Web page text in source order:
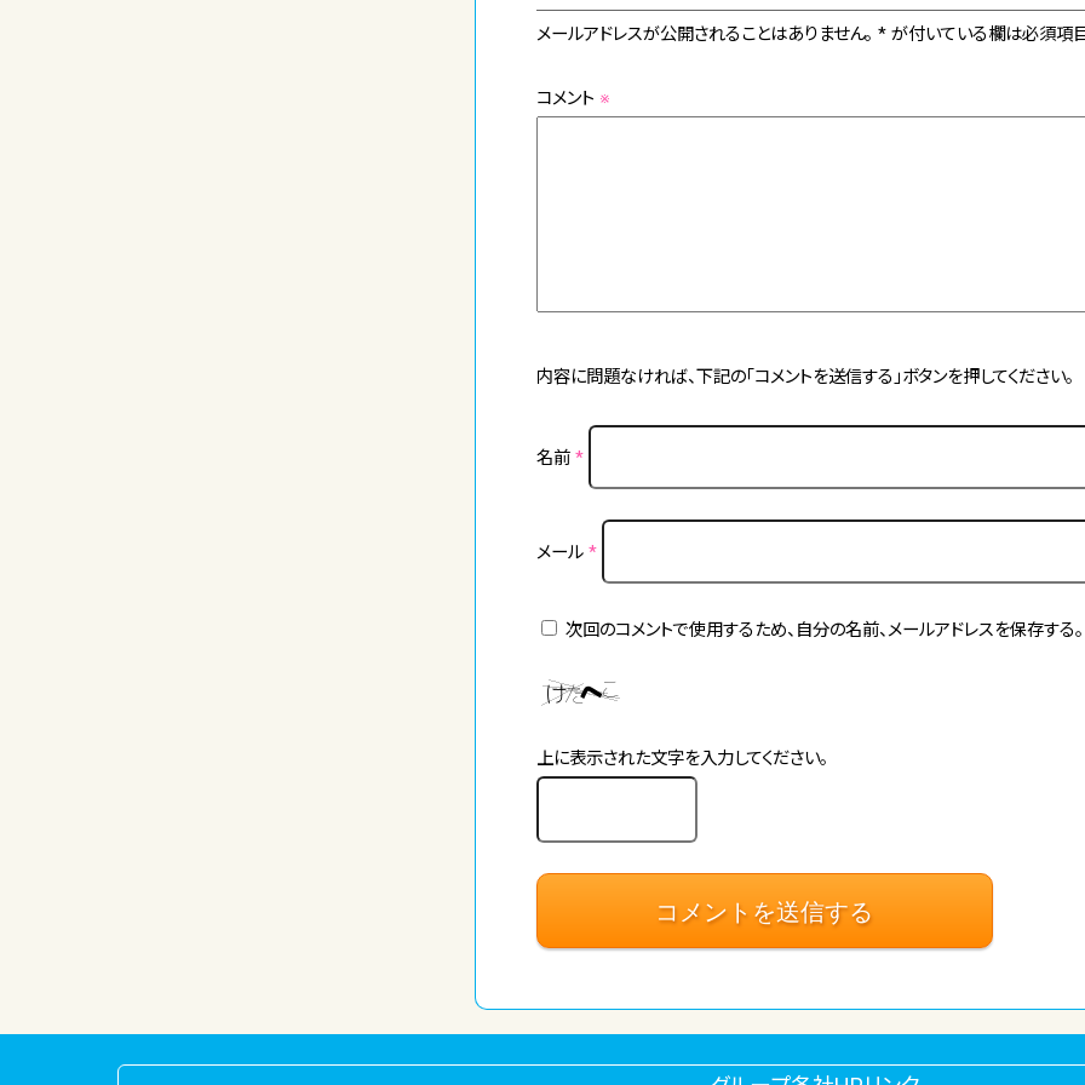
メールアドレスが公開されることはありません。 * が付いている欄は必須項目
コメント ※
内容に問題なければ、下記の「コメントを送信する」ボタンを押してください。
名前 *
メール *
次回のコメントで使用するため、自分の名前、メールアドレスを保存する。
上に表示された文字を入力してください。